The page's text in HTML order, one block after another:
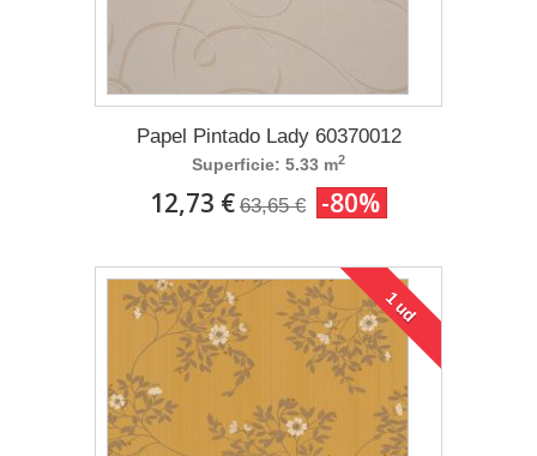
Papel Pintado Lady 60370012
Superficie: 5.33 m2
12,73 € 63,65 € -80%
1 ud